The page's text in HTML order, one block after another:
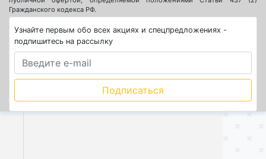
Гражданского кодекса РФ.
Узнайте первым обо всех акциях и спецпредложениях -
подпишитесь на рассылку